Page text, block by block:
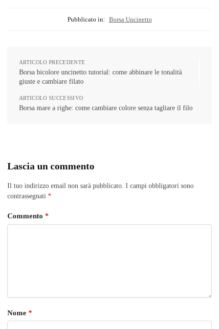
Pubblicato in: Borsa Uncinetto
ARTICOLO PRECEDENTE
Borsa bicolore uncinetto tutorial: come abbinare le tonalità
giuste e cambiare filato
ARTICOLO SUCCESSIVO
Borsa mare a righe: come cambiare colore senza tagliare il filo
Lascia un commento
Il tuo indirizzo email non sarà pubblicato. I campi obbligatori sono
contrassegnati *
Commento *
Nome *